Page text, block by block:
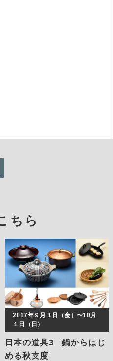
ちら
2017年９月１日（金）〜10月
１日（日）
日本の道具3 鍋からはじ
める秋支度